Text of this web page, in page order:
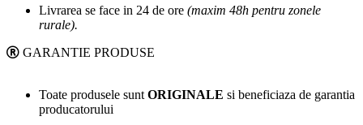
Livrarea se face in 24 de ore (maxim 48h pentru zonele
rurale).
GARANTIE PRODUSE
Toate produsele sunt ORIGINALE si beneficiaza de garantia
producatorului